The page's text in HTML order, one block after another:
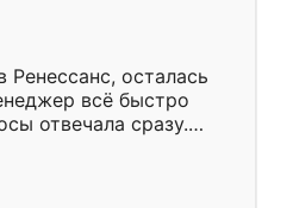
Ренессанс, осталась
всё быстро
отвечала сразу.
субботу, подошёл к
Собрали
аккуратно, даже